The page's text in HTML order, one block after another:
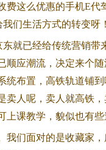
费这么优惠的手机E代
们生活方式的转变呀！
就已经给传统营销带
顺应潮流，决定来个
统布置，高铁轨道铺
人呢，卖人就高铁，
课教学，貌似也有些
我们面对的是收藏家